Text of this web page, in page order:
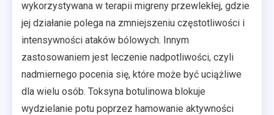
wykorzystywana w terapii migreny przewlekłej, gdzie
jej działanie polega na zmniejszeniu częstotliwości i
intensywności ataków bólowych. Innym
zastosowaniem jest leczenie nadpotliwości, czyli
nadmiernego pocenia się, które może być uciążliwe
dla wielu osób. Toksyna botulinowa blokuje
wydzielanie potu poprzez hamowanie aktywności